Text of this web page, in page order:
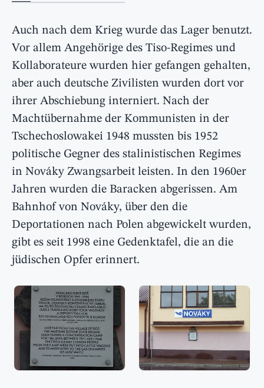
Auch nach dem Krieg wurde das Lager benutzt.
Vor allem Angehörige des Tiso-Regimes und
Kollaborateure wurden hier gefangen gehalten,
aber auch deutsche Zivilisten wurden dort vor
ihrer Abschiebung interniert. Nach der
Machtübernahme der Kommunisten in der
Tschechoslowakei 1948 mussten bis 1952
politische Gegner des stalinistischen Regimes
in Nováky Zwangsarbeit leisten. In den 1960er
Jahren wurden die Baracken abgerissen. Am
Bahnhof von Nováky, über den die
Deportationen nach Polen abgewickelt wurden,
gibt es seit 1998 eine Gedenktafel, die an die
jüdischen Opfer erinnert.